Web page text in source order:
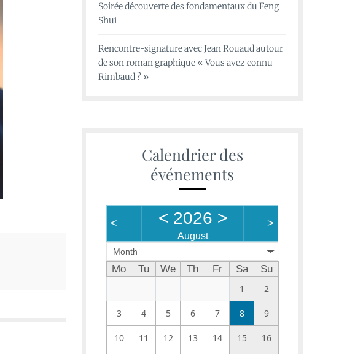
Soirée découverte des fondamentaux du Feng
Shui
Rencontre-signature avec Jean Rouaud autour
de son roman graphique « Vous avez connu
Rimbaud ? »
Calendrier des
événements
< < 2026 >
August
>
Month
Mo Tu We Th Fr Sa
Su
1
2
3 4 5 6 7 8 9
10 11 12 13 14 15 16